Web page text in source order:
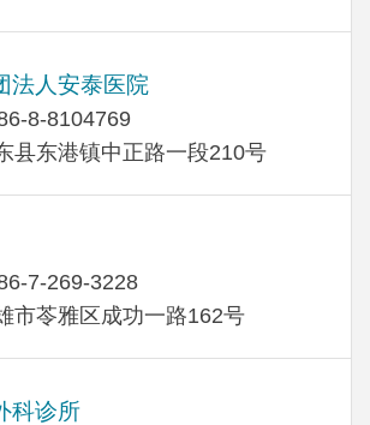
法人安泰医院
8-8104769
县东港镇中正路一段210号
7-269-3228
市苓雅区成功一路162号
科诊所